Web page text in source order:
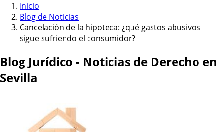
Inicio
Blog de Noticias
Cancelación de la hipoteca: ¿qué gastos abusivos
sigue sufriendo el consumidor?
Blog Jurídico - Noticias de Derecho en
Sevilla